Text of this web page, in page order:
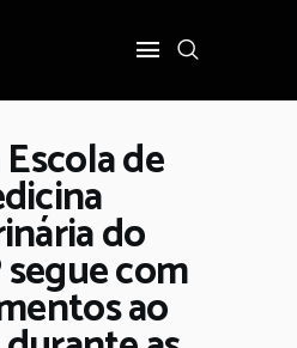
de
do
com
ao